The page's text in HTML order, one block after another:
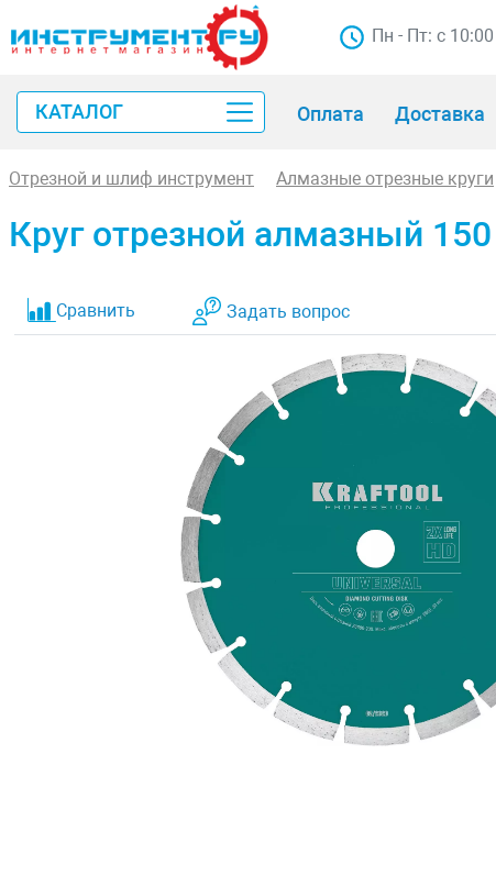
Пн - Пт: с
КАТАЛОГ Оплата Доставка
Отрезной и шлиф инструмент Алмазные отрезные круги
Круг отрезной алмазный
Сравнить Задать вопрос